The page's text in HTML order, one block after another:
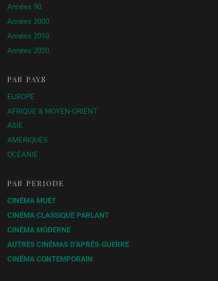
Années 90
Années 2000
Années 2010
Années 2020
PAR PAYS
EUROPE
AFRIQUE & MOYEN-ORIENT
ASIE
AMÉRIQUES
OCÉANIE
PAR PÉRIODE
CINÉMA MUET
CINÉMA CLASSIQUE PARLANT
CINÉMA MODERNE
AUTRES CINÉMAS D’APRÈS-GUERRE
CINÉMA CONTEMPORAIN